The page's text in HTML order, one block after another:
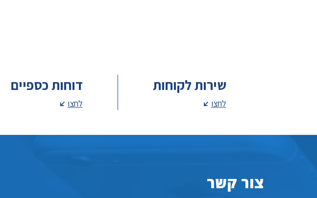
שירות לקוחות
לחצו
דוחות כספיים
לחצו
צור קשר